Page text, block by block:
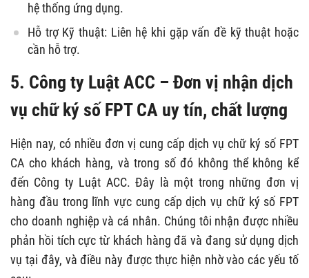
hệ thống ứng dụng.
Hỗ trợ Kỹ thuật: Liên hệ khi gặp vấn đề kỹ thuật hoặc
cần hỗ trợ.
5. Công ty Luật ACC – Đơn vị nhận dịch
vụ chữ ký số FPT CA uy tín, chất lượng
Hiện nay, có nhiều đơn vị cung cấp dịch vụ chữ ký số FPT
CA cho khách hàng, và trong số đó không thể không kể
đến Công ty Luật ACC. Đây là một trong những đơn vị
hàng đầu trong lĩnh vực cung cấp dịch vụ chữ ký số FPT
cho doanh nghiệp và cá nhân. Chúng tôi nhận được nhiều
phản hồi tích cực từ khách hàng đã và đang sử dụng dịch
vụ tại đây, và điều này được thực hiện nhờ vào các yếu tố